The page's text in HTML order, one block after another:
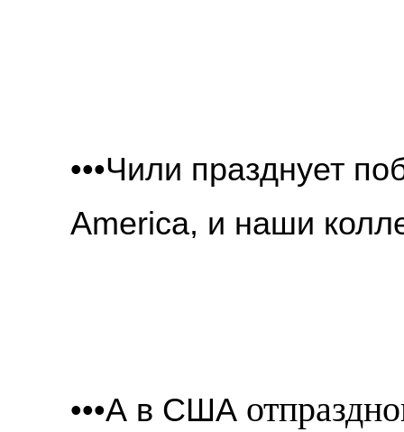
•••Чили празднует
America, и наши
•••А в США